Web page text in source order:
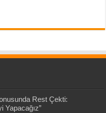
Rest Çekti:
Yapacağız”